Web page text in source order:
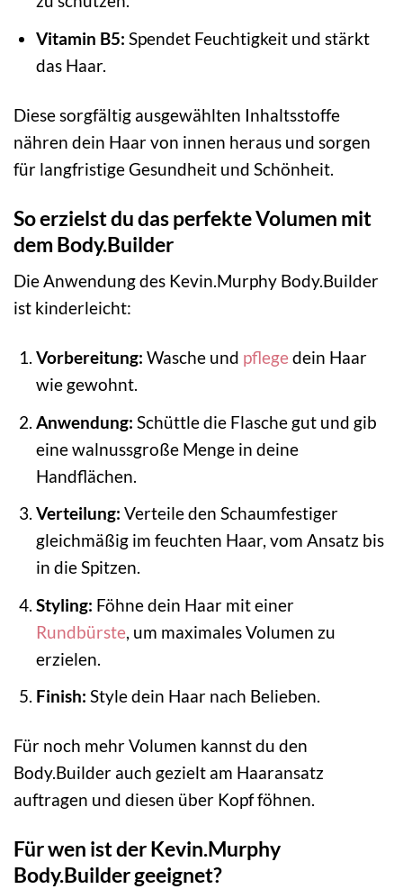
Vitamin B5: Spendet Feuchtigkeit und stärkt
das Haar.
Diese sorgfältig ausgewählten Inhaltsstoffe
nähren dein Haar von innen heraus und sorgen
für langfristige Gesundheit und Schönheit.
So erzielst du das perfekte Volumen mit
dem Body.Builder
Die Anwendung des Kevin.Murphy Body.Builder
ist kinderleicht:
Vorbereitung: Wasche und pflegedein Haar
wie gewohnt.
Anwendung: Schüttle die Flasche gut und gib
eine walnussgroße Menge in deine
Handflächen.
Verteilung: Verteile den Schaumfestiger
gleichmäßig im feuchten Haar, vom Ansatz bis
in die Spitzen.
Styling: Föhne dein Haar mit einer
Rundbürste, um maximales Volumen zu
erzielen.
Finish: Style dein Haar nach Belieben.
Für noch mehr Volumen kannst du den
Body.Builder auch gezielt am Haaransatz
auftragen und diesen über Kopf föhnen.
Für wen ist der Kevin.Murphy
Body.Builder geeignet?